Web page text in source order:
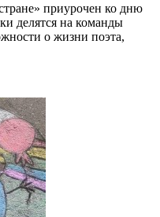
приурочен ко дню
делятся на команды
о жизни поэта,